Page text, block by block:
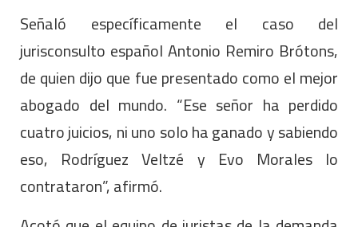
Señaló específicamente el caso del
jurisconsulto español Antonio Remiro Brótons,
de quien dijo que fue presentado como el mejor
abogado del mundo. “Ese señor ha perdido
cuatro juicios, ni uno solo ha ganado y sabiendo
eso, Rodríguez Veltzé y Evo Morales lo
contrataron”, afirmó.